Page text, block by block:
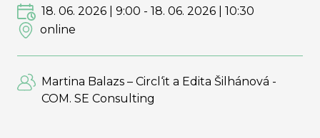
18. 06. 2026 | 9:00 - 18. 06. 2026 | 10:30
online
Martina Balazs – Circl‘it a Edita Šilhánová -
COM. SE Consulting